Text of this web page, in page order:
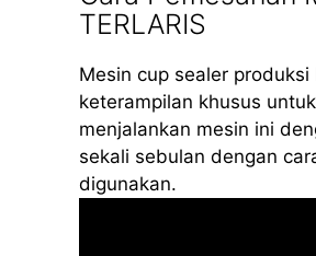
TERLARIS
Mesin cup sealer
keterampilan khusus
menjalankan mesin ini
sekali sebulan dengan
digunakan.